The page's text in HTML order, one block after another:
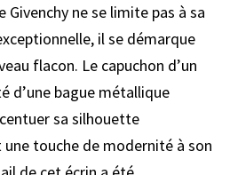
ne se limite pas à sa
il se démarque
flacon. Le capuchon d’un
d’une bague métallique
sa silhouette
touche de modernité à son